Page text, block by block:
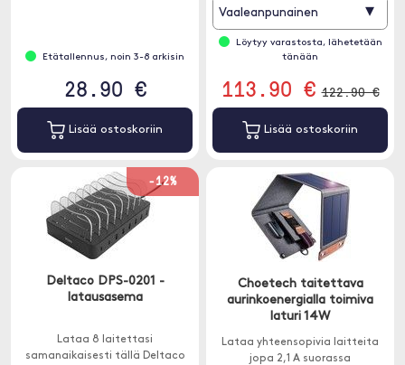
Etätallennus, noin 3-8 arkisin
28.90 €
Lisää ostoskoriin
Vaaleanpunainen ▾
Löytyy varastosta, lähetetään
tänään
113.90 € 122.90 €
Lisää ostoskoriin
-12%
Deltaco DPS-0201 -
latausasema
Lataa 8 laitettasi
samanaikaisesti tällä Deltaco
Choetech taitettava
aurinkoenergialla toimiva
laturi 14W
Lataa yhteensopivia laitteita
jopa 2,1 A suorassa